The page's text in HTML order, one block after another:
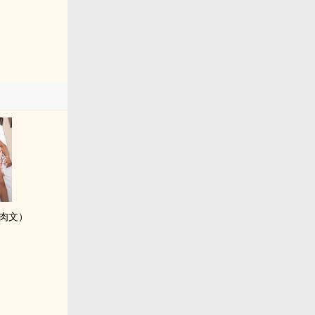
文‎‌）